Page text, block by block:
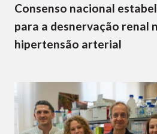
Consenso nacional
para a desnervação renal
hipertensão arterial